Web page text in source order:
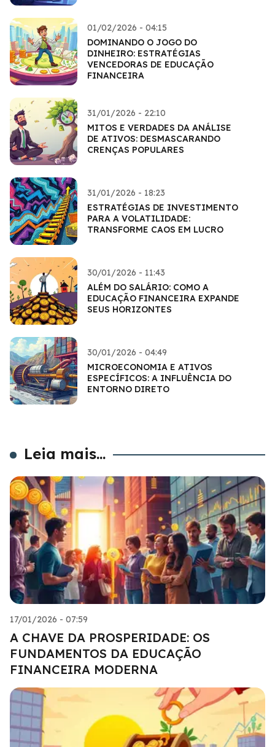
01/02/2026 - 04:15
DOMINANDO O JOGO DO
DINHEIRO: ESTRATÉGIAS
VENCEDORAS DE EDUCAÇÃO
FINANCEIRA
31/01/2026 - 22:10
MITOS E VERDADES DA ANÁLISE
DE ATIVOS: DESMASCARANDO
CRENÇAS POPULARES
31/01/2026 - 18:23
ESTRATÉGIAS DE INVESTIMENTO
PARA A VOLATILIDADE:
TRANSFORME CAOS EM LUCRO
30/01/2026 - 11:43
ALÉM DO SALÁRIO: COMO A
EDUCAÇÃO FINANCEIRA EXPANDE
SEUS HORIZONTES
30/01/2026 - 04:49
MICROECONOMIA E ATIVOS
ESPECÍFICOS: A INFLUÊNCIA DO
ENTORNO DIRETO
Leia mais...
17/01/2026 - 07:59
A CHAVE DA PROSPERIDADE: OS
FUNDAMENTOS DA EDUCAÇÃO
FINANCEIRA MODERNA